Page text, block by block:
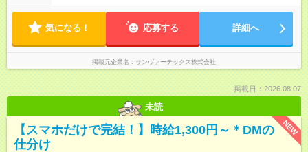
気になる！ 応募する 詳細へ
掲載元企業名 サンヴァーテックス株式会社
掲載日：2026.08.07
未読
NEW
【スマホだけで完結！】時給1,300円～＊DMの
仕分け